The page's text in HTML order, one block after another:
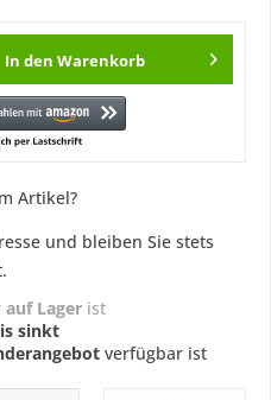
In den Warenkorb
Artikel?
und bleiben Sie stets
auf Lager ist
sinkt
verfügbar ist